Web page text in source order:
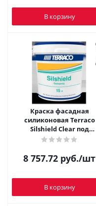
В корзину
Краска фасадная
силиконовая Terraco
Silshield Clear под
колеровку 15 л
8 757.72 руб./шт
В корзину